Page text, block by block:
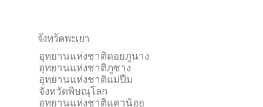
จังหวัดพะเยา
อุทยานแห่งชาติดอยภูนาง
อุทยานแห่งชาติภูซาง
อุทยานแห่งชาติแม่ปืม
จังหวัดพิษณุโลก
อุทยานแห่งชาติแควน้อย